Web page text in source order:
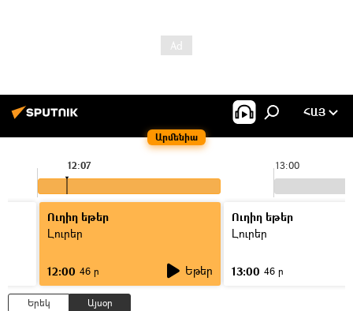
Արմենիա
ՀԱՅ
13:00
12:07
Ուղիղ եթեր
Լուրեր
12:00 46 ր Եթեր
Ուղիղ եթեր
Լուրեր
13:00 46 ր
Երեկ Այսօր